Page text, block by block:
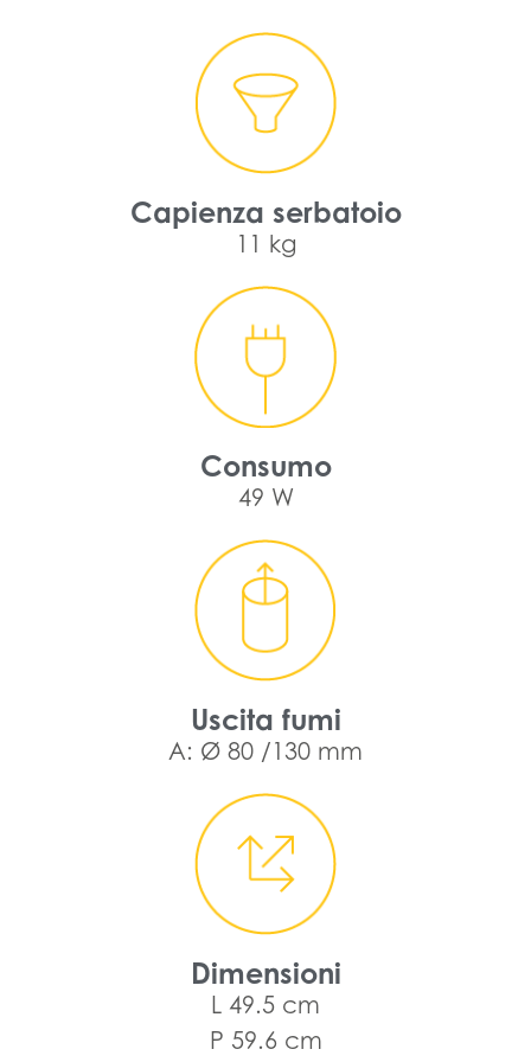
Capienza serbatoio
11 kg
Consumo
49 W
Uscita fumi
A: Ø 80 /130 mm
Dimensioni
L 49.5 cm
P 59.6 cm